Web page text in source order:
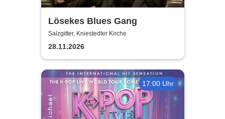
Lösekes Blues Gang
Salzgitter, Kniestedter Kirche
28.11.2026
17:00 Uhr